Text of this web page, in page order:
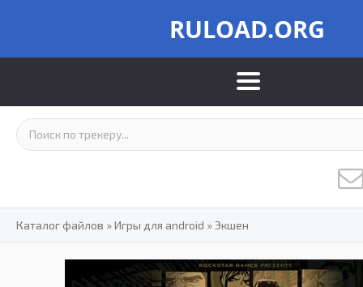
RULOAD.ORG
Каталог файлов »Игры для android »Экшен